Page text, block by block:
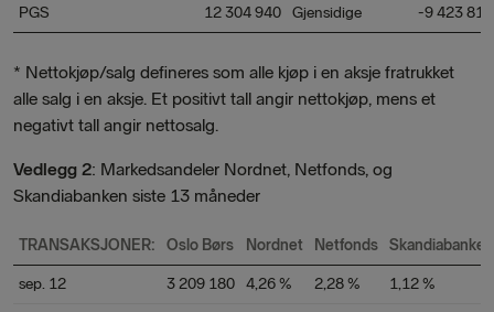
PGS 12 304 940 Gjensidige -9 423 813
* Nettokjøp/salg defineres som alle kjøp i en aksje fratrukket
alle salg i en aksje. Et positivt tall angir nettokjøp, mens et
negativt tall angir nettosalg.
Vedlegg 2: Markedsandeler Nordnet, Netfonds, og
Skandiabanken siste 13 måneder
TRANSAKSJONER: Oslo Børs Nordnet Netfonds Skandiabanken
sep. 12 3 209 180 4,26 % 2,28 % 1,12 %